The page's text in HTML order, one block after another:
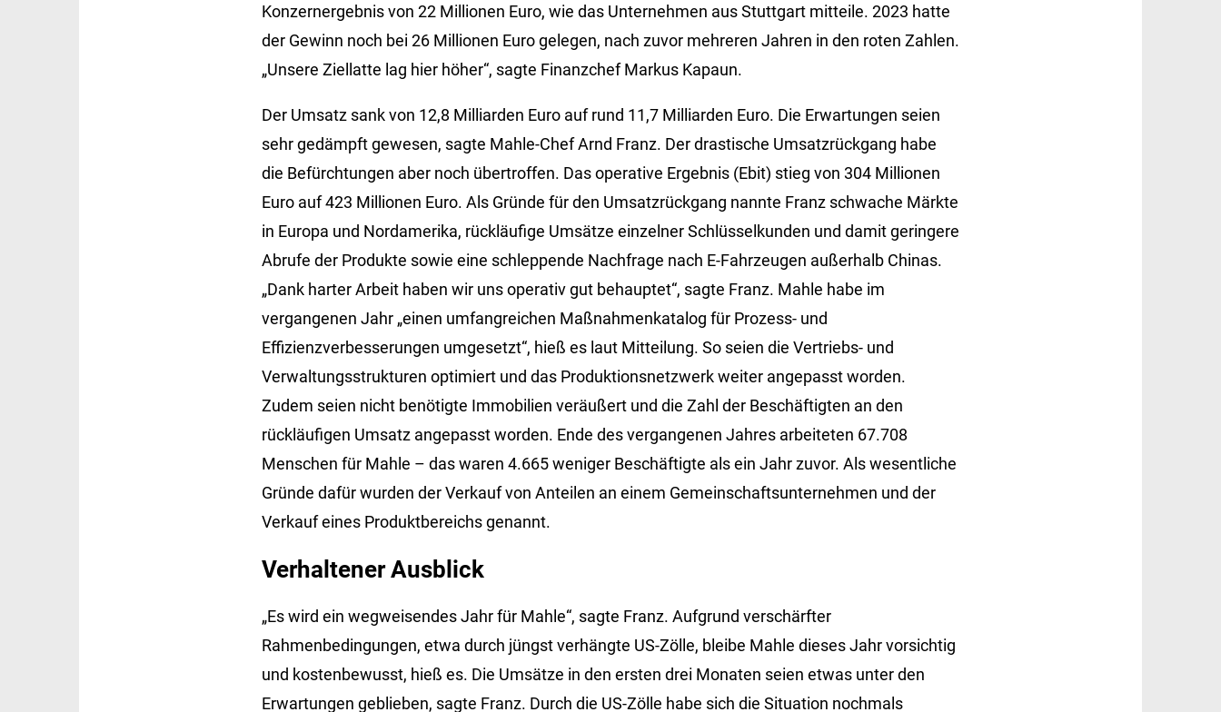
Konzernergebnis von 22 Millionen Euro, wie das Unternehmen aus Stuttgart mitteile. 2023 hatte
der Gewinn noch bei 26 Millionen Euro gelegen, nach zuvor mehreren Jahren in den roten Zahlen.
„Unsere Ziellatte lag hier höher“, sagte Finanzchef Markus Kapaun.
Der Umsatz sank von 12,8 Milliarden Euro auf rund 11,7 Milliarden Euro. Die Erwartungen seien
sehr gedämpft gewesen, sagte Mahle-Chef Arnd Franz. Der drastische Umsatzrückgang habe
die Befürchtungen aber noch übertroffen. Das operative Ergebnis (Ebit) stieg von 304 Millionen
Euro auf 423 Millionen Euro. Als Gründe für den Umsatzrückgang nannte Franz schwache Märkte
in Europa und Nordamerika, rückläufige Umsätze einzelner Schlüsselkunden und damit geringere
Abrufe der Produkte sowie eine schleppende Nachfrage nach E-Fahrzeugen außerhalb Chinas.
„Dank harter Arbeit haben wir uns operativ gut behauptet“, sagte Franz. Mahle habe im
vergangenen Jahr „einen umfangreichen Maßnahmenkatalog für Prozess- und
Effizienzverbesserungen umgesetzt“, hieß es laut Mitteilung. So seien die Vertriebs- und
Verwaltungsstrukturen optimiert und das Produktionsnetzwerk weiter angepasst worden.
Zudem seien nicht benötigte Immobilien veräußert und die Zahl der Beschäftigten an den
rückläufigen Umsatz angepasst worden. Ende des vergangenen Jahres arbeiteten 67.708
Menschen für Mahle – das waren 4.665 weniger Beschäftigte als ein Jahr zuvor. Als wesentliche
Gründe dafür wurden der Verkauf von Anteilen an einem Gemeinschaftsunternehmen und der
Verkauf eines Produktbereichs genannt.
Verhaltener Ausblick
„Es wird ein wegweisendes Jahr für Mahle“, sagte Franz. Aufgrund verschärfter
Rahmenbedingungen, etwa durch jüngst verhängte US-Zölle, bleibe Mahle dieses Jahr vorsichtig
und kostenbewusst, hieß es. Die Umsätze in den ersten drei Monaten seien etwas unter den
Erwartungen geblieben, sagte Franz. Durch die US-Zölle habe sich die Situation nochmals